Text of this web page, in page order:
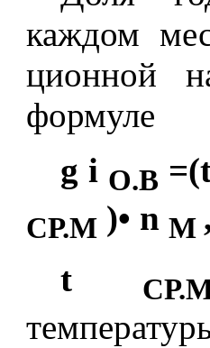
каждом
ционной
формуле
g i О.В =(
СР.М )• n М
t